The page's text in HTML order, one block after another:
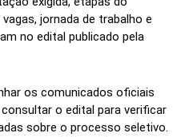
jornada de trabalho e
no edital publicado pela
os comunicados oficiais
o edital para verificar
sobre o processo seletivo.